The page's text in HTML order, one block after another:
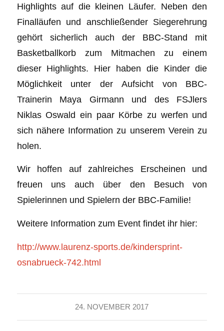
Highlights auf die kleinen Läufer. Neben den
Finalläufen und anschließender Siegerehrung
gehört sicherlich auch der BBC-Stand mit
Basketballkorb zum Mitmachen zu einem
dieser Highlights. Hier haben die Kinder die
Möglichkeit unter der Aufsicht von BBC-
Trainerin Maya Girmann und des FSJlers
Niklas Oswald ein paar Körbe zu werfen und
sich nähere Information zu unserem Verein zu
holen.
Wir hoffen auf zahlreiches Erscheinen und
freuen uns auch über den Besuch von
Spielerinnen und Spielern der BBC-Familie!
Weitere Information zum Event findet ihr hier:
http://www.laurenz-sports.de/kindersprint-
osnabrueck-742.html
24. NOVEMBER 2017